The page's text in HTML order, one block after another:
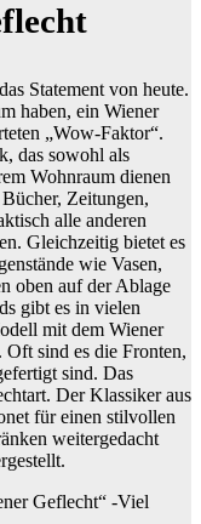
Statement von heute.
haben, ein Wiener
„Wow-Faktor“.
das sowohl als
Wohnraum dienen
Zeitungen,
alle anderen
Gleichzeitig bietet es
wie Vasen,
oben auf der Ablage
gibt es in vielen
mit dem Wiener
sind es die Fronten,
sind. Das
Der Klassiker aus
für einen stilvollen
weitergedacht
Geflecht“ -Viel